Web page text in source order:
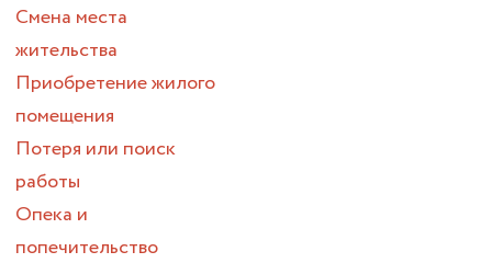
Смена места
жительства
Приобретение жилого
помещения
Потеря или поиск
работы
Опека и
попечительство